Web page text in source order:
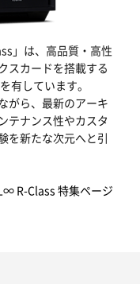
」は、高品質・高性
スカードを搭載する
有しています。
がら、最新のアーキ
テナンス性やカスタ
を新たな次元へと引
R-Class 特集ページ